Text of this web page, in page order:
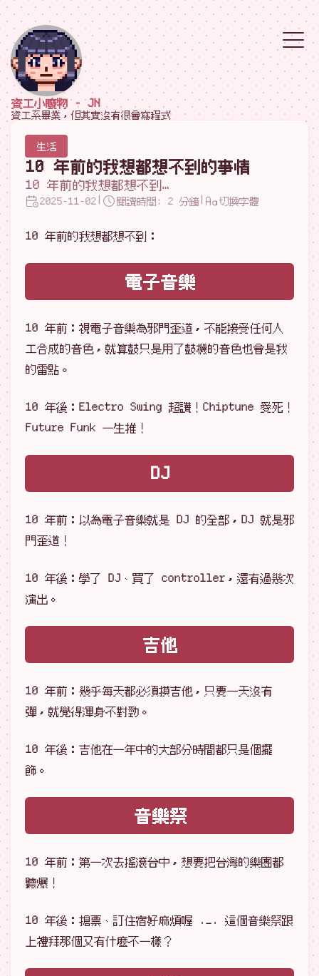
資工小廢物 - JN
資工系畢業，但其實沒有很會寫程式
生活
10 年前的我想都想不到的事情
10 年前的我想都想不到…
2025-11-02 | 閱讀時間: 2 分鐘 | 切換字體
10 年前的我想都想不到：
電子音樂
10 年前：視電子音樂為邪門歪道，不能接受任何人
工合成的音色，就算鼓只是用了鼓機的音色也會是我
的雷點。
10 年後：Electro Swing 超讚！Chiptune 愛死！
Future Funk 一生推！
DJ
10 年前：以為電子音樂就是 DJ 的全部，DJ 就是邪
門歪道！
10 年後：學了 DJ、買了 controller，還有過幾次
演出。
吉他
10 年前：幾乎每天都必須摸吉他，只要一天沒有
彈，就覺得渾身不對勁。
10 年後：吉他在一年中的大部分時間都只是個擺
飾。
音樂祭
10 年前：第一次去搖滾台中，想要把台灣的樂團都
聽爆！
10 年後：搶票、訂住宿好麻煩喔 ._. 這個音樂祭跟
上禮拜那個又有什麼不一樣？